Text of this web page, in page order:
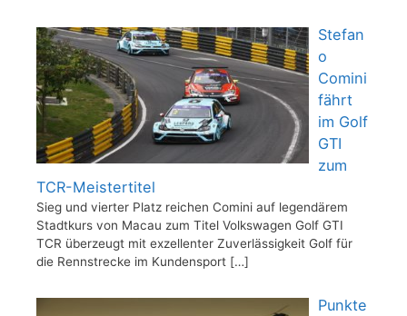
Stefan
o
Comini
fährt
im Golf
GTI
zum
TCR-Meistertitel
Sieg und vierter Platz reichen Comini auf legendärem
Stadtkurs von Macau zum Titel Volkswagen Golf GTI
TCR überzeugt mit exzellenter Zuverlässigkeit Golf für
die Rennstrecke im Kundensport […]
Punkte